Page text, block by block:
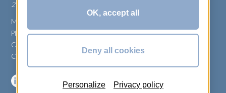
270 Rue Thérèse Planiol - 37310 TAUXIGNY
Mentions légales
Plan du site
Carrière
Conditions générales de vente
OK, accept all
Deny all cookies
Personalize Privacy policy